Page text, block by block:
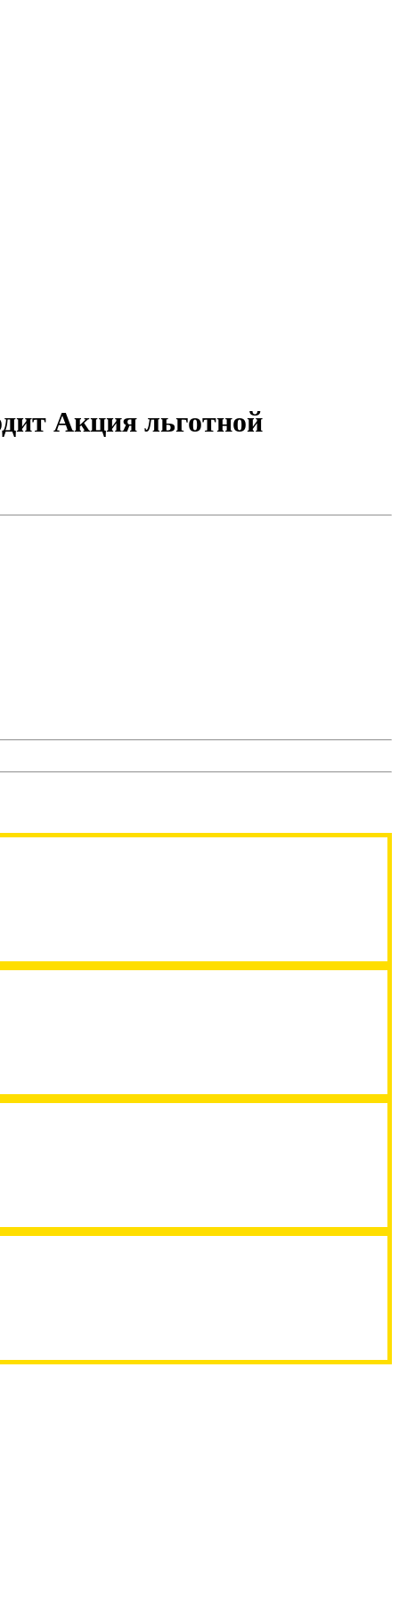
Акция льготной